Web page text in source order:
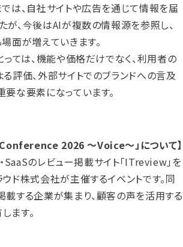
では、自社サイトや広告を通じて情報を届
が、今後はAIが複数の情報源を参照し、
面が増えていきます。
ては、機能や価格だけでなく、利用者の
る評価、外部サイトでのブランドへの言及
な要素になっています。
2026 ～Voice～」について】
のレビュー掲載サイト「ITreview」を
ド株式会社が主催するイベントです。同
載する企業が集まり、顧客の声を活用する
ます。